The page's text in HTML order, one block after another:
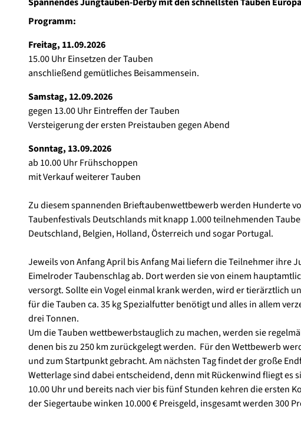
9
8
5
5
2
_
1
9
0
c
)
a
t
j
K
o
l
u
m
n
a
-
p
i
x
Programm:
Freitag, 11.09.2026
15.00 Uhr Einsetzen der Tauben
anschließend gemütliches Beisammensein.
Samstag, 12.09.2026
gegen 13.00 Uhr Eintreffen der Tauben
Versteigerung der ersten Preistauben gegen Abend
Sonntag, 13.09.2026
ab 10.00 Uhr Frühschoppen
mit Verkauf weiterer Tauben
Zu diesem spannenden Brieftaubenwettbewerb werden Hunderte
Taubenfestivals Deutschlands mit knapp 1.000 teilnehmenden
Deutschland, Belgien, Holland, Österreich und sogar Portugal.
Jeweils von Anfang April bis Anfang Mai liefern die Teilnehmer ihre
Eimelroder Taubenschlag ab. Dort werden sie von einem
versorgt. Sollte ein Vogel einmal krank werden, wird er tierärztlich
für die Tauben ca. 35 kg Spezialfutter benötigt und alles in allem
drei Tonnen.
Um die Tauben wettbewerbstauglich zu machen, werden sie
denen bis zu 250 km zurückgelegt werden. Für den Wettbewerb
und zum Startpunkt gebracht. Am nächsten Tag findet der große
Wetterlage sind dabei entscheidend, denn mit Rückenwind fliegt es
10.00 Uhr und bereits nach vier bis fünf Stunden kehren die ersten
der Siegertaube winken 10.000 € Preisgeld, insgesamt werden 300